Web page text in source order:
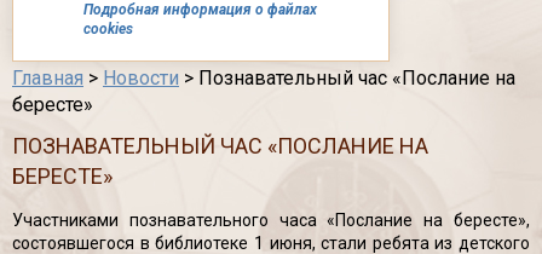
Подробная информация о файлах
cookies
Каталог
Главная > Новости > Познавательный час «Послание на
бересте»
ПОЗНАВАТЕЛЬНЫЙ ЧАС «ПОСЛАНИЕ НА
БЕРЕСТЕ»
Участниками познавательного часа «Послание на бересте»,
состоявшегося в библиотеке 1 июня, стали ребята из детского